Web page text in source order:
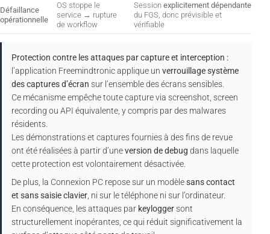
Défaillance
opérationnelle
OS stoppe le
service → rupture
de workflow
Sessionexplicitement dépendante
du FGS, donc prévisible et
vérifiable
Protection contre les attaques par capture et interception :
l’application Freemindtronic applique un verrouillage système
des captures d’écran sur l’ensemble des écrans sensibles.
Ce mécanisme empêche toute capture via screenshot, screen
recording ou API équivalente, y compris par des malwares
résidents.
Les démonstrations et captures fournies à des fins de revue
ont été réalisées à partir d’uneversion de debug dans laquelle
cette protection est volontairement désactivée.
De plus, la Connexion PC repose sur un modèlesans contact
et sans saisie clavier, ni sur le téléphone ni sur l’ordinateur.
En conséquence, les attaques par keyloggersont
structurellement inopérantes, ce qui réduit significativement la